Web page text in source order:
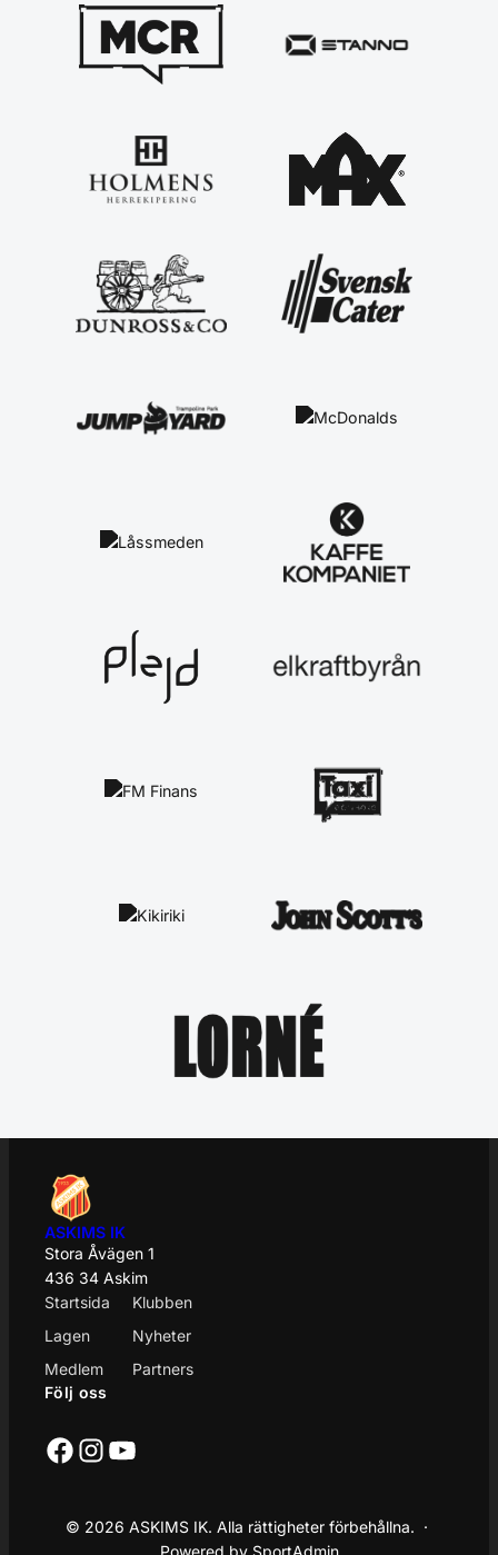
ASKIMS IK
Stora Åvägen 1
436 34 Askim
Startsida
Klubben
Lagen
Nyheter
Medlem
Partners
Följ oss
Facebook
Instagram
YouTube
© 2026 ASKIMS IK. Alla rättigheter förbehållna. ·
Powered by SportAdmin